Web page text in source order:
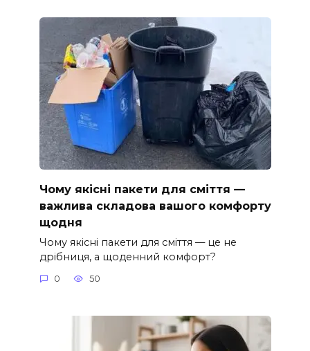
Чому якісні пакети для сміття —
важлива складова вашого комфорту
щодня
Чому якісні пакети для сміття — це не
дрібниця, а щоденний комфорт?
0 50